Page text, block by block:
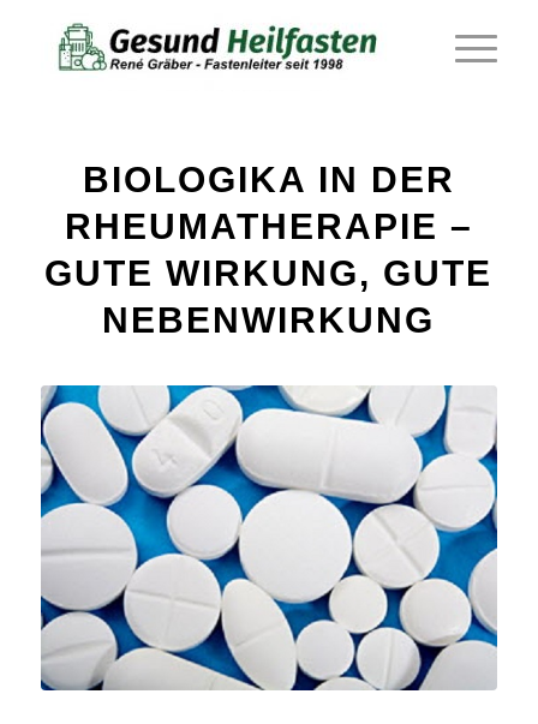
BIOLOGIKA IN DER
RHEUMATHERAPIE –
GUTE WIRKUNG, GUTE
NEBENWIRKUNG